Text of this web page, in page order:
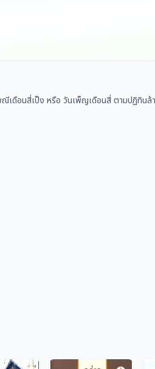
ดือนสี่เป็ง หรือ วันเพ็ญเดือนสี่ ตามปฏิทินล้